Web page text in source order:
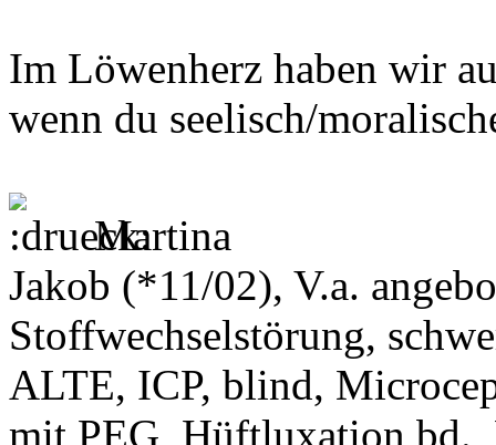
Im Löwenherz haben wir
wenn du seelisch/
Martina
Jakob (*11/02), V.a.
Stoffwechselstörung,
ALTE, ICP, blind,
mit PEG, Hüftluxation bd.,